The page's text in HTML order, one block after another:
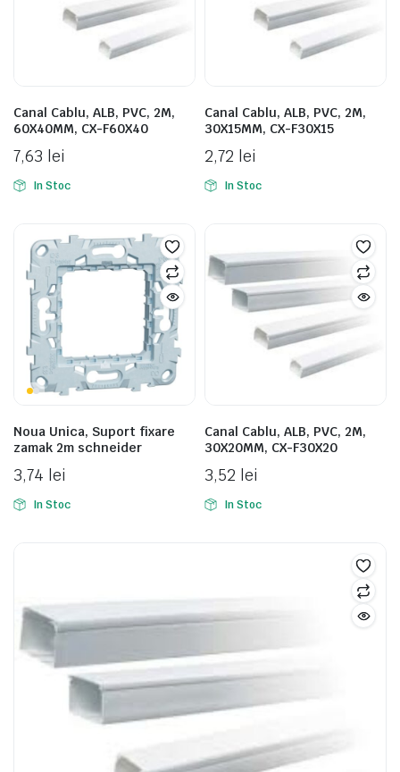
Canal Cablu, ALB, PVC, 2M,
60X40MM, CX-F60X40
7,63 lei
In Stoc
Canal Cablu, ALB, PVC, 2M,
30X15MM, CX-F30X15
2,72 lei
In Stoc
Noua Unica, Suport fixare
zamak 2m schneider
3,74 lei
In Stoc
Canal Cablu, ALB, PVC, 2M,
30X20MM, CX-F30X20
3,52 lei
In Stoc